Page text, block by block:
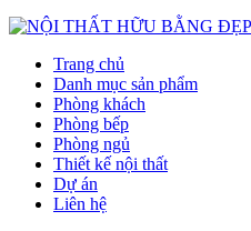
Trang chủ
Danh mục sản phẩm
Phòng khách
Phòng bếp
Phòng ngủ
Thiết kế nội thất
Dự án
Liên hệ